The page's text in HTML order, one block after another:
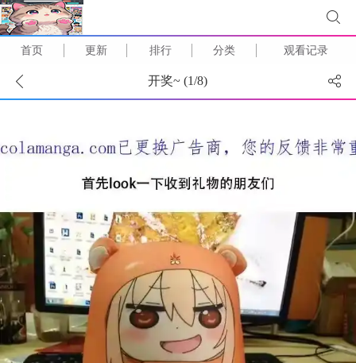
首页 更新 排行 分类 观看记录
开奖~ (1/8)